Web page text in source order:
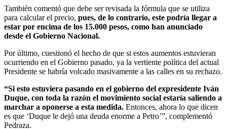
También comentó que debe ser revisada la fórmula que se utiliza
para calcular el precio, pues, de lo contrario, este podría llegar a
estar por encima de los 15.000 pesos, como han anunciado
desde el Gobierno Nacional.
Por último, cuestionó el hecho de que si estos aumentos estuvieran
ocurriendo en el Gobierno pasado, ya la vertiente política del actual
Presidente se habría volcado masivamente a las calles en su rechazo.
“Si esto estuviera pasando en el gobierno del expresidente Iván
Duque, con toda la razón el movimiento social estaría saliendo a
marchar a oponerse a esta medida. Entonces, ahora lo que dicen
es que ‘Duque le dejó una deuda enorme a Petro’”, complementó
Pedraza.